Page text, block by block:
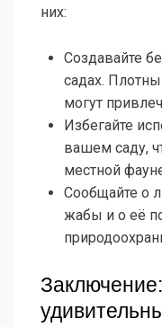
них:
Создавайте
садах.
могут
Избегайте
вашем саду,
местной
Сообщайте о
жабы и о её